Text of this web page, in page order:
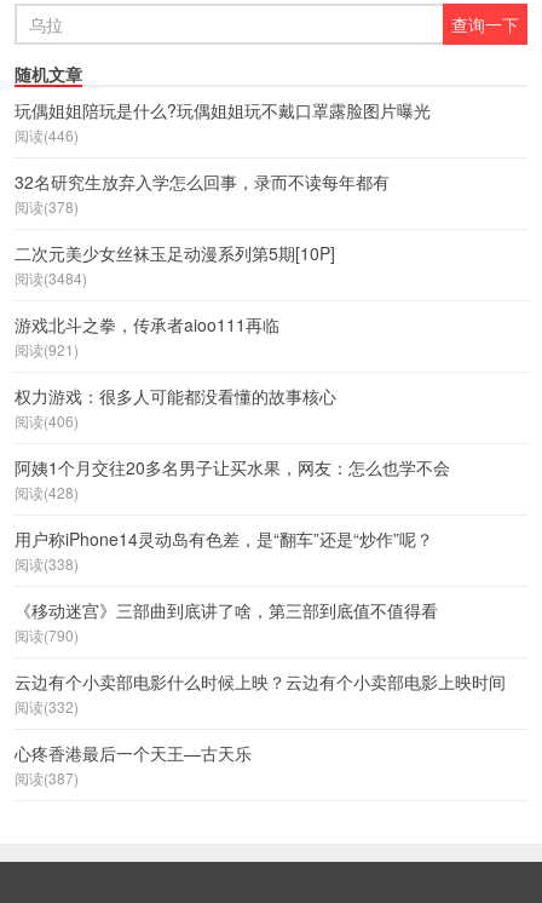
随机文章
玩偶姐姐陪玩是什么?玩偶姐姐玩不戴口罩露脸图片曝光
阅读(446)
32名研究生放弃入学怎么回事，录而不读每年都有
阅读(378)
二次元美少女丝袜玉足动漫系列第5期[10P]
阅读(3484)
游戏北斗之拳，传承者aioo111再临
阅读(921)
权力游戏：很多人可能都没看懂的故事核心
阅读(406)
阿姨1个月交往20多名男子让买水果，网友：怎么也学不会
阅读(428)
用户称iPhone14灵动岛有色差，是“翻车”还是“炒作”呢？
阅读(338)
《移动迷宫》三部曲到底讲了啥，第三部到底值不值得看
阅读(790)
云边有个小卖部电影什么时候上映？云边有个小卖部电影上映时间
阅读(332)
心疼香港最后一个天王—古天乐
阅读(387)